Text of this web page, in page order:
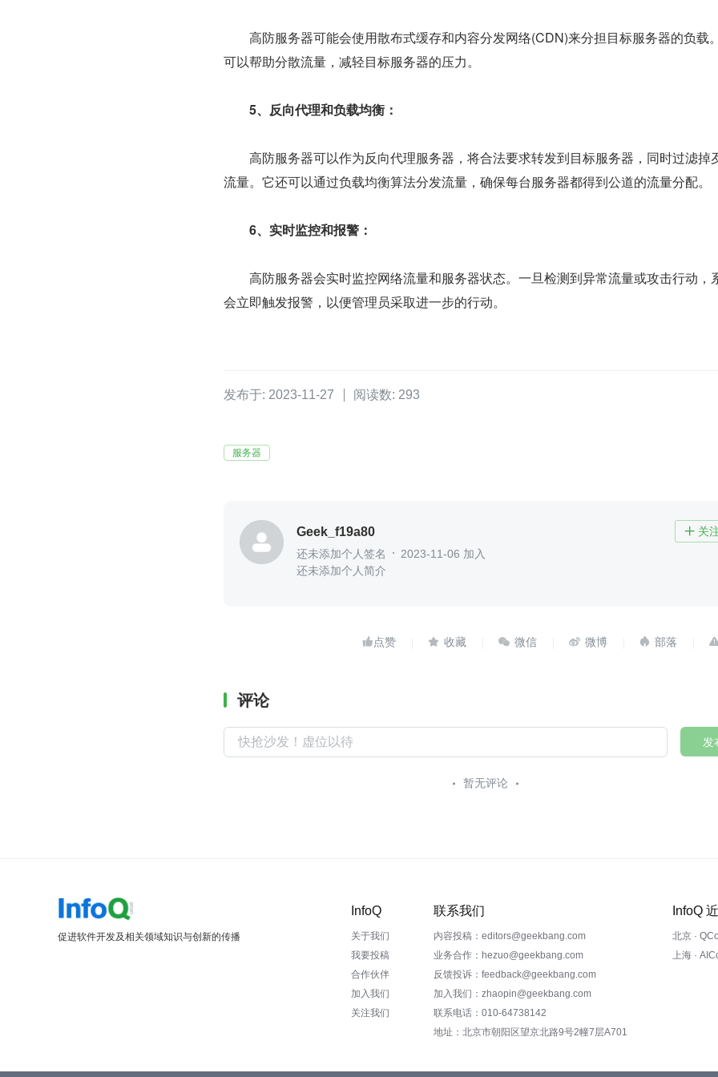
高防服务器可能会使用散布式缓存和内容分发网络(CDN)来分担目标服务器的负载
可以帮助分散流量，减轻目标服务器的压力。
5、反向代理和负载均衡：
高防服务器可以作为反向代理服务器，将合法要求转发到目标服务器，同时过滤掉
流量。它还可以通过负载均衡算法分发流量，确保每台服务器都得到公道的流量分配。
6、实时监控和报警：
高防服务器会实时监控网络流量和服务器状态。一旦检测到异常流量或攻击行动，
会立即触发报警，以便管理员采取进一步的行动。
发布于: 2023-11-27 阅读数: 293
服务器
Geek_f19a80  关
还未添加个人签名
2023-11-06 加入
还未添加个人简介
    
评论
发
暂无评论
促进软件开发及相关领域知识与创新的传播
InfoQ
关于我们
我要投稿
合作伙伴
加入我们
关注我们
联系我们
内容投稿：editors@geekbang.com
业务合作：hezuo@geekbang.com
反馈投诉：feedback@geekbang.com
加入我们：zhaopin@geekbang.com
联系电话：010-64738142
地址：北京市朝阳区望京北路9号2幢7层A701
InfoQ
北京 ·
上海 ·